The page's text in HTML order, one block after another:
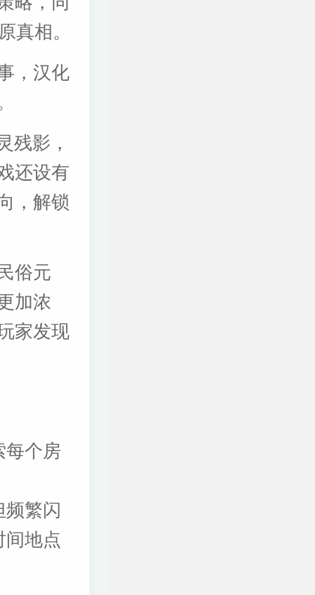
真相。
，汉化
残影，
还设有
，解锁
俗元
加浓
家发现
每个房
频繁闪
间地点